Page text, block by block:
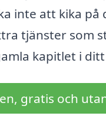
inte att kika
tjänster som
kapitlet i ditt
gratis och